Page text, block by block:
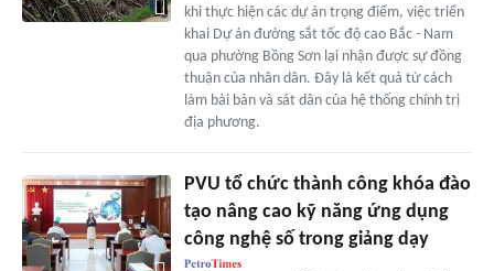
khi thực hiện các dự án trọng điểm, việc triển
khai Dự án đường sắt tốc độ cao Bắc - Nam
qua phường Bồng Sơn lại nhận được sự đồng
thuận của nhân dân. Đây là kết quả từ cách
làm bài bản và sát dân của hệ thống chính trị
địa phương.
PVU tổ chức thành công khóa đào
tạo nâng cao kỹ năng ứng dụng
công nghệ số trong giảng dạy